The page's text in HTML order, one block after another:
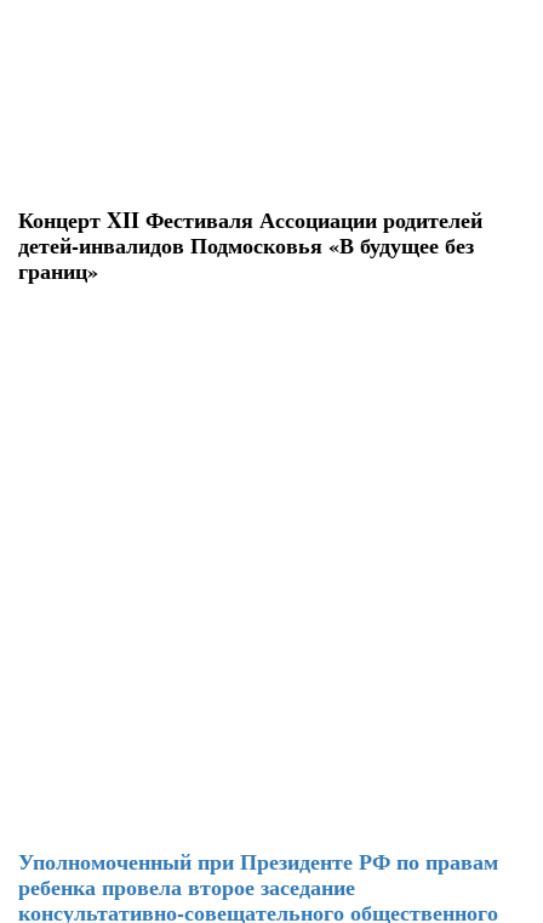
Концерт XII Фестиваля Ассоциации родителей
детей-инвалидов Подмосковья «В будущее без
границ»
Уполномоченный при Президенте РФ по правам
ребенка провела второе заседание
консультативно-совещательного общественного